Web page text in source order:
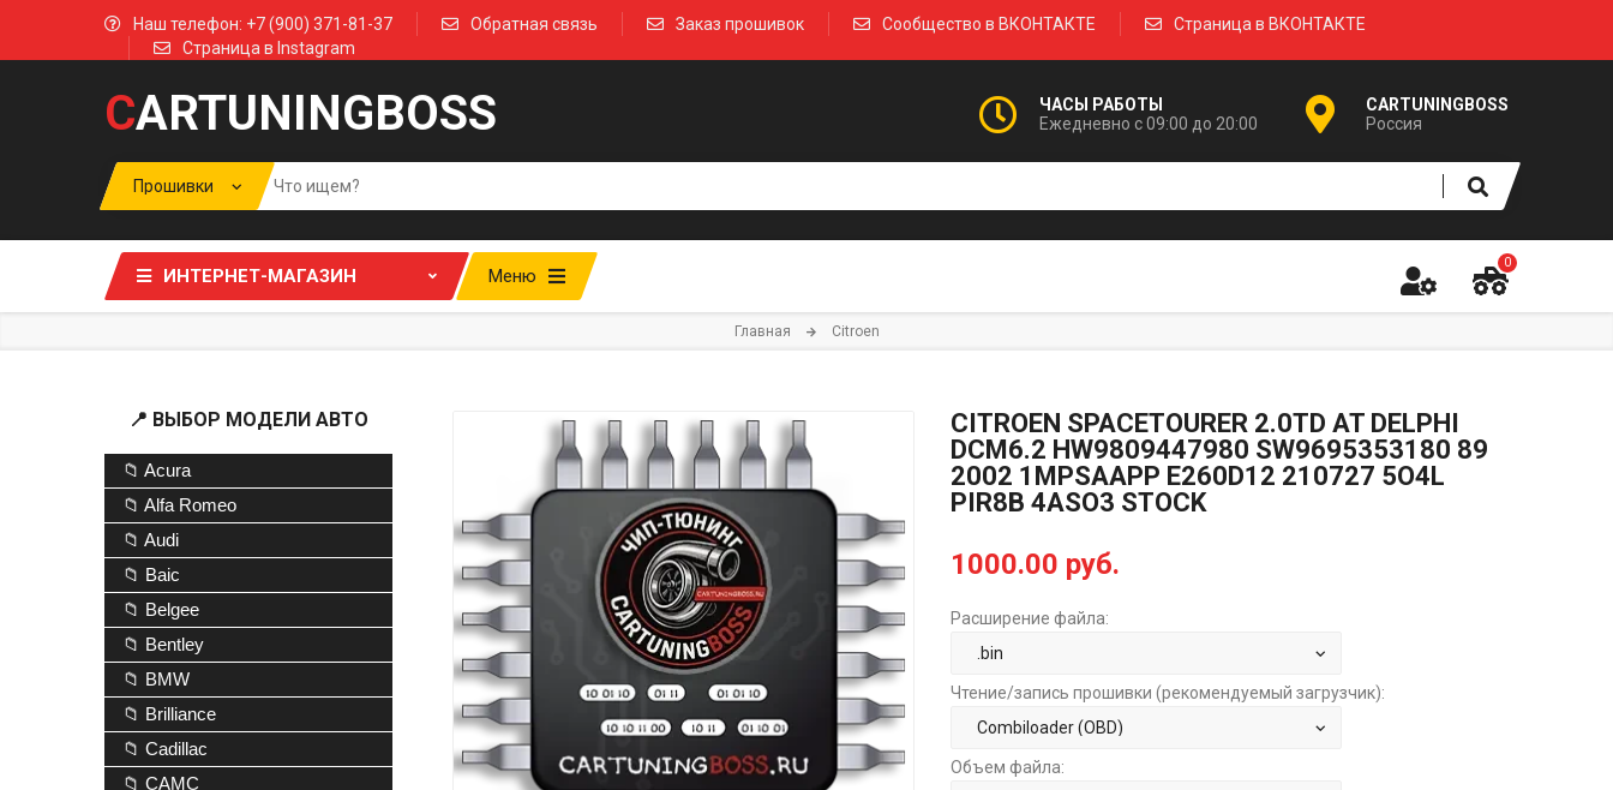
Наш телефон: +7 (900) 371-81-37 Обратная связь Заказ прошивок Сообщество в ВКОНТАКТЕ
Страница в ВКОНТАКТЕ
Страница в Instagram
CARTUNINGBOSS
ЧАСЫ РАБОТЫ
Ежедневно с 09:00 до 20:00
CARTUNINGBOSS
Россия
ИНТЕРНЕТ-МАГАЗИН Меню
0
Главная Citroen
CITROEN SPACETOURER 2.0TD AT DELPHI
DCM6.2 HW9809447980 SW9695353180 89
2002 1MPSAAPP E260D12 210727 5O4L
PIR8B 4ASO3 STOCK
1000.00 руб.
Расширение файла:
Чтение/запись прошивки (рекомендуемый загрузчик):
Объем файла:
📍 ВЫБОР МОДЕЛИ АВТО
📁 Acura
📁 Alfa Romeo
📁 Audi
📁 Baic
📁 Belgee
📁 Bentley
📁 BMW
📁 Brilliance
📁 Cadillac
📁 CAMC